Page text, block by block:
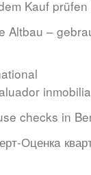
Kauf
Altbau –
checks in
Оценкa